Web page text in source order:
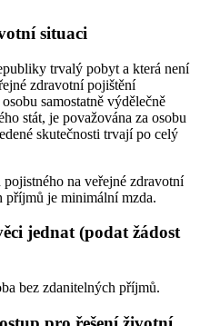
situaci
trvalý pobyt a která není
zdravotní pojištění
samostatně výdělečně
stát, je považována za osobu
skutečnosti trvají po celý
na veřejné zdravotní
příjmů je minimální mzda.
jednat (podat žádost
bez zdanitelných příjmů.